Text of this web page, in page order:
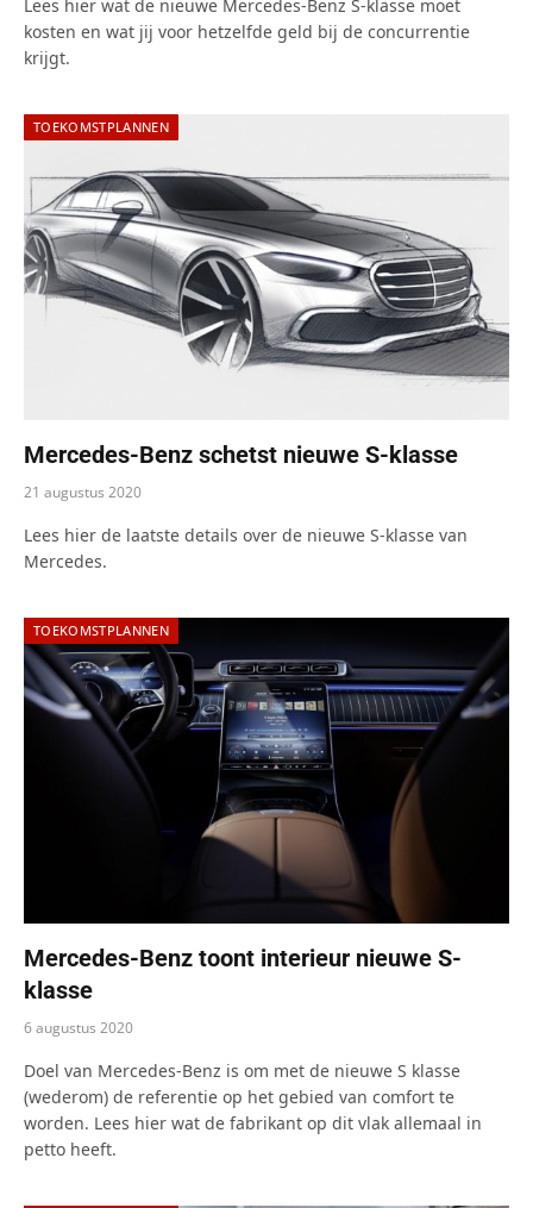
Lees hier wat de nieuwe Mercedes-Benz S-klasse moet
kosten en wat jij voor hetzelfde geld bij de concurrentie
krijgt.
TOEKOMSTPLANNEN
Mercedes-Benz schetst nieuwe S-klasse
21 augustus 2020
Lees hier de laatste details over de nieuwe S-klasse van
Mercedes.
TOEKOMSTPLANNEN
Mercedes-Benz toont interieur nieuwe S-
klasse
6 augustus 2020
Doel van Mercedes-Benz is om met de nieuwe S klasse
(wederom) de referentie op het gebied van comfort te
worden. Lees hier wat de fabrikant op dit vlak allemaal in
petto heeft.